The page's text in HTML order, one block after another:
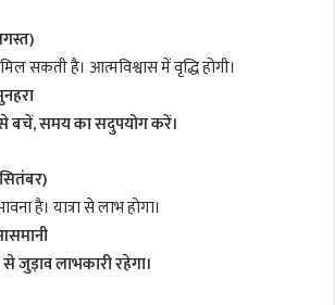
सकती है। आत्मविश्वास में वृद्धि होगी।
समय का सदुपयोग करें।
है। यात्रा से लाभ होगा।
जुड़ाव लाभकारी रहेगा।